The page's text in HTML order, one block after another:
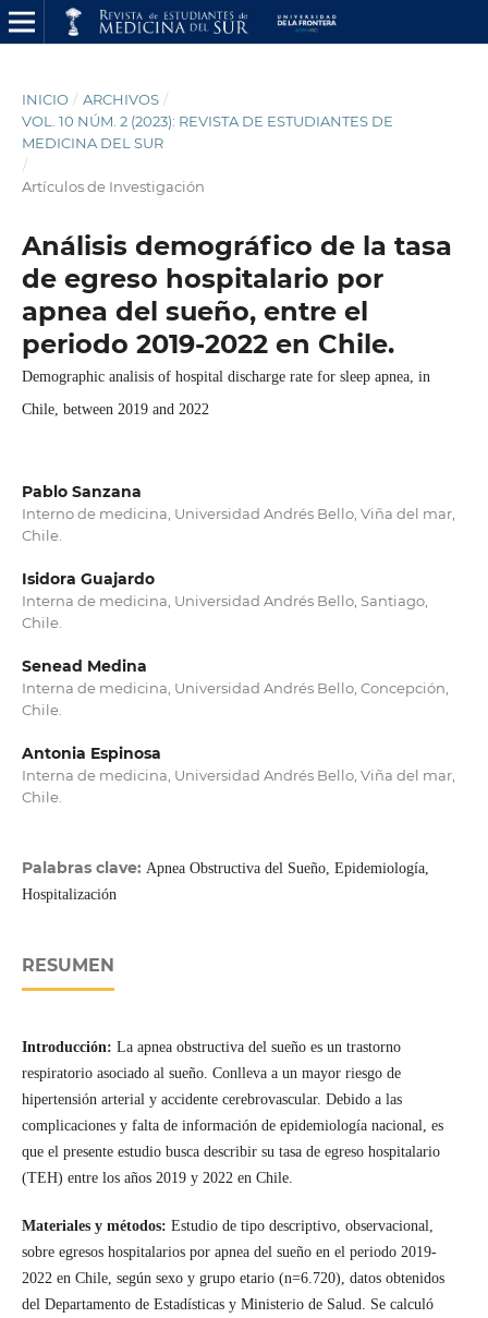
INICIO / ARCHIVOS /
VOL. 10 NÚM. 2 (2023): REVISTA DE ESTUDIANTES DE
MEDICINA DEL SUR
/
Artículos de Investigación
Análisis demográfico de la tasa
de egreso hospitalario por
apnea del sueño, entre el
periodo 2019-2022 en Chile.
Demographic analisis of hospital discharge rate for sleep apnea, in
Chile, between 2019 and 2022
Pablo Sanzana
Interno de medicina, Universidad Andrés Bello, Viña del mar,
Chile.
Isidora Guajardo
Interna de medicina, Universidad Andrés Bello, Santiago,
Chile.
Senead Medina
Interna de medicina, Universidad Andrés Bello, Concepción,
Chile.
Antonia Espinosa
Interna de medicina, Universidad Andrés Bello, Viña del mar,
Chile.
Palabras clave: Apnea Obstructiva del Sueño, Epidemiología,
Hospitalización
RESUMEN
Introducción: La apnea obstructiva del sueño es un trastorno
respiratorio asociado al sueño. Conlleva a un mayor riesgo de
hipertensión arterial y accidente cerebrovascular. Debido a las
complicaciones y falta de información de epidemiología nacional, es
que el presente estudio busca describir su tasa de egreso hospitalario
(TEH) entre los años 2019 y 2022 en Chile.
Materiales y métodos: Estudio de tipo descriptivo, observacional,
sobre egresos hospitalarios por apnea del sueño en el periodo 2019-
2022 en Chile, según sexo y grupo etario (n=6.720), datos obtenidos
del Departamento de Estadísticas y Ministerio de Salud. Se calculó